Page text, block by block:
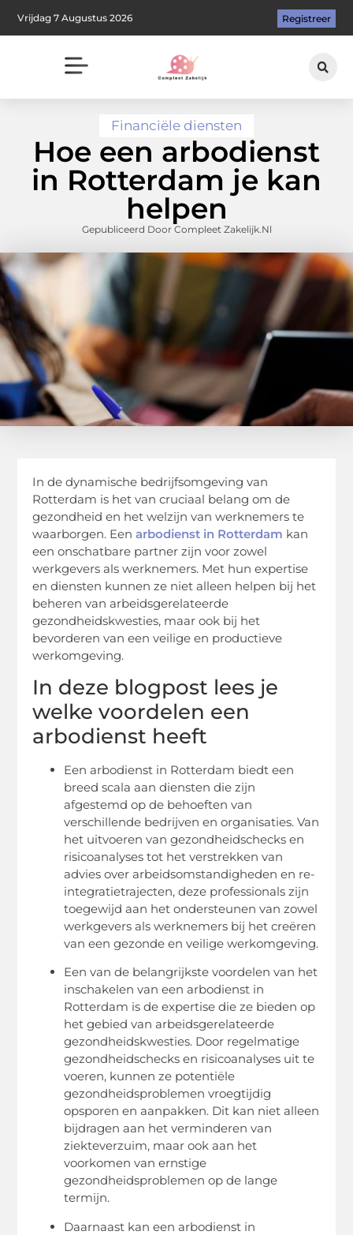
Vrijdag 7 Augustus 2026 Registreer
Financiële diensten
Hoe een arbodienst
in Rotterdam je kan
helpen
Gepubliceerd Door Compleet Zakelijk.nl
In de dynamische bedrijfsomgeving van
Rotterdam is het van cruciaal belang om de
gezondheid en het welzijn van werknemers te
waarborgen. Eenarbodienst in Rotterdam kan
een onschatbare partner zijn voor zowel
werkgevers als werknemers. Met hun expertise
en diensten kunnen ze niet alleen helpen bij het
beheren van arbeidsgerelateerde
gezondheidskwesties, maar ook bij het
bevorderen van een veilige en productieve
werkomgeving.
In deze blogpost lees je
welke voordelen een
arbodienst heeft
Een arbodienst in Rotterdam biedt een
breed scala aan diensten die zijn
afgestemd op de behoeften van
verschillende bedrijven en organisaties. Van
het uitvoeren van gezondheidschecks en
risicoanalyses tot het verstrekken van
advies over arbeidsomstandigheden en re-
integratietrajecten, deze professionals zijn
toegewijd aan het ondersteunen van zowel
werkgevers als werknemers bij het creëren
van een gezonde en veilige werkomgeving.
Een van de belangrijkste voordelen van het
inschakelen van een arbodienst in
Rotterdam is de expertise die ze bieden op
het gebied van arbeidsgerelateerde
gezondheidskwesties. Door regelmatige
gezondheidschecks en risicoanalyses uit te
voeren, kunnen ze potentiële
gezondheidsproblemen vroegtijdig
opsporen en aanpakken. Dit kan niet alleen
bijdragen aan het verminderen van
ziekteverzuim, maar ook aan het
voorkomen van ernstige
gezondheidsproblemen op de lange
termijn.
Daarnaast kan een arbodienst in